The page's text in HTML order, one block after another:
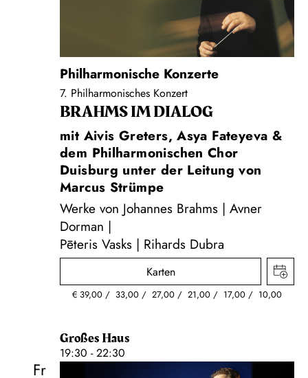
Philharmonische Konzerte
7. Philharmonisches Konzert
BRAHMS IM DIALOG
mit Aivis Greters, Asya Fateyeva &
dem Philharmonischen Chor
Duisburg unter der Leitung von
Marcus Strümpe
Werke von Johannes Brahms | Avner
Dorman |
Pēteris Vasks | Rihards Dubra
Karten
€ 39,00 33,00 27,00 21,00 17,00 10,00
Großes Haus
19:30 - 22:30
Fr